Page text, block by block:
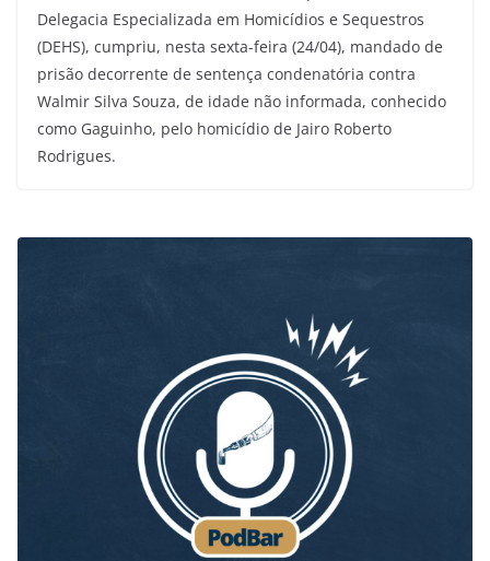
Delegacia Especializada em Homicídios e Sequestros
(DEHS), cumpriu, nesta sexta-feira (24/04), mandado de
prisão decorrente de sentença condenatória contra
Walmir Silva Souza, de idade não informada, conhecido
como Gaguinho, pelo homicídio de Jairo Roberto
Rodrigues.